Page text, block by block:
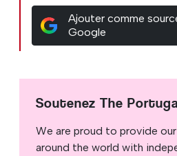
Ajouter comme
Google
Soutenez The
We are proud to provide
around the world with